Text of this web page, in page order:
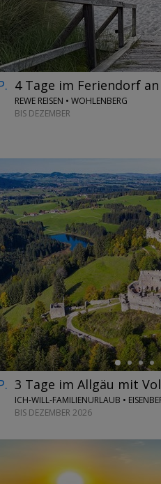
4 Tage im Feriendorf
REWE REISEN • WOHLENBERG
BIS DEZEMBER
→
3 Tage im Allgäu mit
ICH-WILL-FAMILIENURLAUB •
BIS DEZEMBER 2026